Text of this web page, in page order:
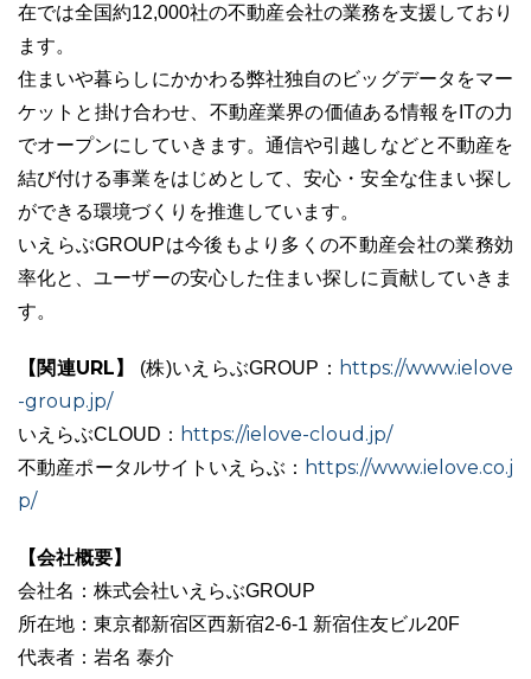
在では全国約12,000社の不動産会社の業務を支援しており
ます。
住まいや暮らしにかかわる弊社独自のビッグデータをマー
ケットと掛け合わせ、不動産業界の価値ある情報をITの力
でオープンにしていきます。通信や引越しなどと不動産を
結び付ける事業をはじめとして、安心・安全な住まい探し
ができる環境づくりを推進しています。
いえらぶGROUPは今後もより多くの不動産会社の業務効
率化と、ユーザーの安心した住まい探しに貢献していきま
す。
【関連URL】 (株)いえらぶGROUP： https://www.ielove
-group.jp/
いえらぶCLOUD： https://ielove-cloud.jp/
不動産ポータルサイトいえらぶ： https://www.ielove.co.j
p/
【会社概要】
会社名：株式会社いえらぶGROUP
所在地：東京都新宿区西新宿2-6-1 新宿住友ビル20F
代表者：岩名 泰介